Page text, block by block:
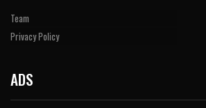
Team
Privacy Policy
ADS